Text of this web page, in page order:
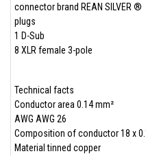
connector brand REAN SILVER ®
plugs
1 D-Sub
8 XLR female 3-pole
Technical facts
Conductor area 0.14 mm²
AWG AWG 26
Composition of conductor 18 x
Material tinned copper